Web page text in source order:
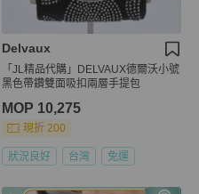
Delvaux
「JL精品代購」DELVAUX德爾沃小號
黑色帶鑽雙面吸扣兩層手提包
MOP 10,275
現折 200
狀況良好 台灣 免運